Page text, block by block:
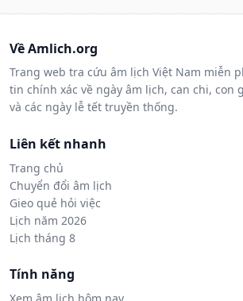
Về Amlich.org
Trang web tra cứu âm lịch Việt Nam miễn
tin chính xác về ngày âm lịch, can chi, con
và các ngày lễ tết truyền thống.
Liên kết nhanh
Trang chủ
Chuyển đổi âm lịch
Gieo quẻ hỏi việc
Lịch năm 2026
Lịch tháng 8
Tính năng